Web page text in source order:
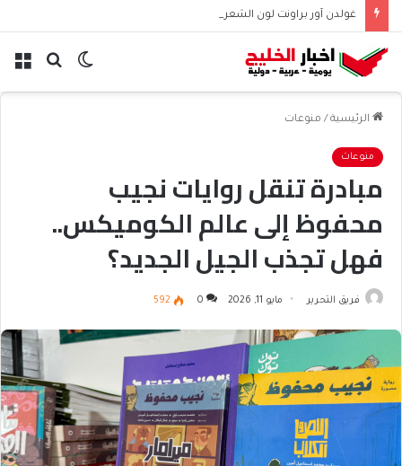
غولدن آور براونت لون الشعر الأكثر رواجاً هذا الموسم
بحث الوضع
الرئيسية / منوعات
منوعات
مبادرة تنقل روايات نجيب
محفوظ إلى عالم الكوميكس..
فهل تجذب الجيل الجديد؟
فريق التحرير مايو 11, 2026 0
592